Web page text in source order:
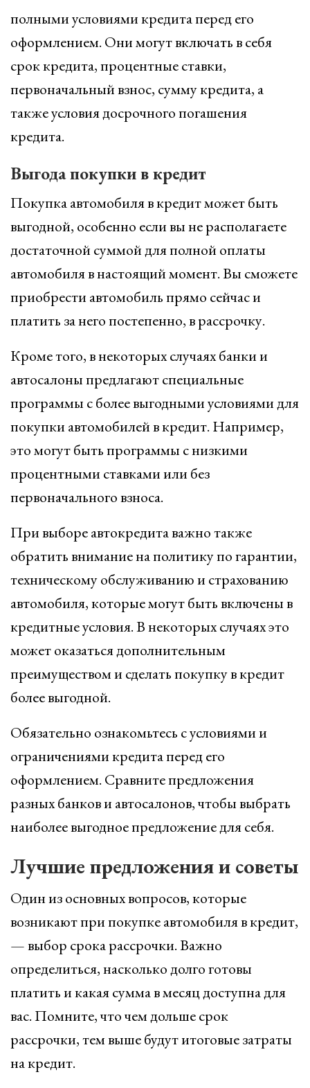
полными условиями кредита перед его
оформлением. Они могут включать в себя
срок кредита, процентные ставки,
первоначальный взнос, сумму кредита, а
также условия досрочного погашения
кредита.
Выгода покупки в кредит
Покупка автомобиля в кредит может быть
выгодной, особенно если вы не располагаете
достаточной суммой для полной оплаты
автомобиля в настоящий момент. Вы сможете
приобрести автомобиль прямо сейчас и
платить за него постепенно, в рассрочку.
Кроме того, в некоторых случаях банки и
автосалоны предлагают специальные
программы с более выгодными условиями для
покупки автомобилей в кредит. Например,
это могут быть программы с низкими
процентными ставками или без
первоначального взноса.
При выборе автокредита важно также
обратить внимание на политику по гарантии,
техническому обслуживанию и страхованию
автомобиля, которые могут быть включены в
кредитные условия. В некоторых случаях это
может оказаться дополнительным
преимуществом и сделать покупку в кредит
более выгодной.
Обязательно ознакомьтесь с условиями и
ограничениями кредита перед его
оформлением. Сравните предложения
разных банков и автосалонов, чтобы выбрать
наиболее выгодное предложение для себя.
Лучшие предложения и советы
Один из основных вопросов, которые
возникают при покупке автомобиля в кредит,
— выбор срока рассрочки. Важно
определиться, насколько долго готовы
платить и какая сумма в месяц доступна для
вас. Помните, что чем дольше срок
рассрочки, тем выше будут итоговые затраты
на кредит.